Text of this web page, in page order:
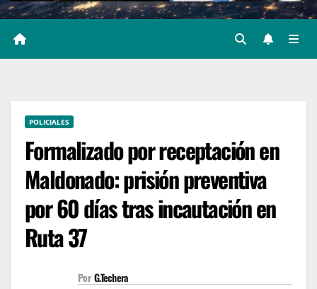
POLICIALES
Formalizado por receptación en
Maldonado: prisión preventiva
por 60 días tras incautación en
Ruta 37
Por G.Techera